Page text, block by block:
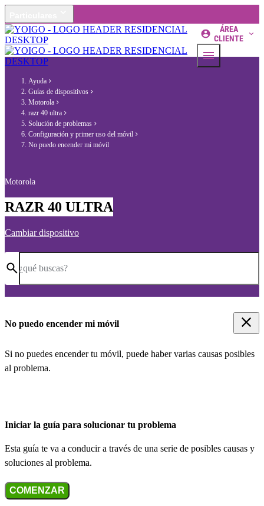
ÁREA
CLIENTE
Ayuda
Guías de dispositivos
Motorola
razr 40 ultra
Solución de problemas
Configuración y primer uso del móvil
No puedo encender mi móvil
Motorola
RAZR 40 ULTRA
Cambiar dispositivo
¿qué buscas?
No puedo encender mi móvil
Si no puedes encender tu móvil, puede haber varias causas posibles
al problema.
Iniciar la guía para solucionar tu problema
Esta guía te va a conducir a través de una serie de posibles causas y
soluciones al problema.
COMENZAR